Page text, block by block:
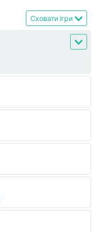
Сховати ігри